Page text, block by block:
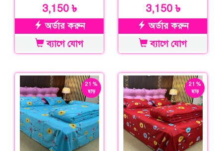
3,150 ৳
অর্ডার করুন
ব্যাগে যোগ
3,150 ৳
অর্ডার করুন
ব্যাগে যোগ
21 %
ছাড়
21 %
ছাড়